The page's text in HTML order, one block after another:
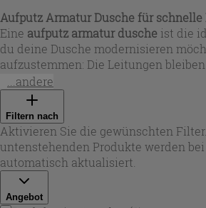
Aufputz Armatur Dusche für schnelle
Eine aufputz armatur dusche ist die
du deine Dusche modernisieren
aufzustemmen: Die Leitungen
Montage an der Wand ist
sowie Austausch gehen besonders
Auswahl findest du
unterschiedliche Badstile – von
bis zu zylindrischen Designs –
Sanierung oder den schnellen
Armatur.
...andere
Filtern nach
Aktivieren Sie die gewünschten
untenstehenden Produkte werden
automatisch aktualisiert.
Angebot